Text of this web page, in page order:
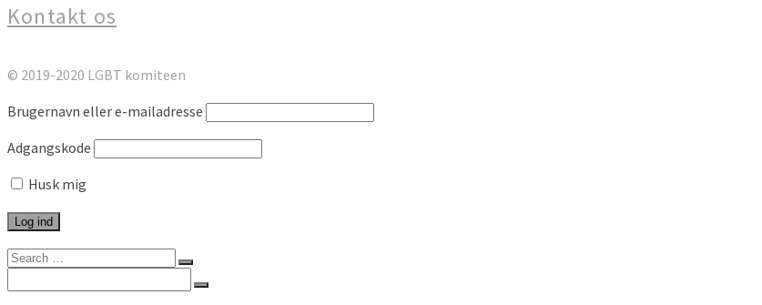
Kontakt os
© 2019-2020 LGBT komiteen
Brugernavn eller e-mailadresse
Adgangskode
Husk mig
Search